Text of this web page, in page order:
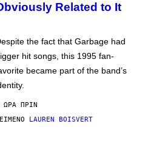
Related to It
the fact that Garbage had
hit songs, this 1995 fan-
became part of the band’s
ΏΡΑ ΠΡΙΝ
LAUREN BOISVERT